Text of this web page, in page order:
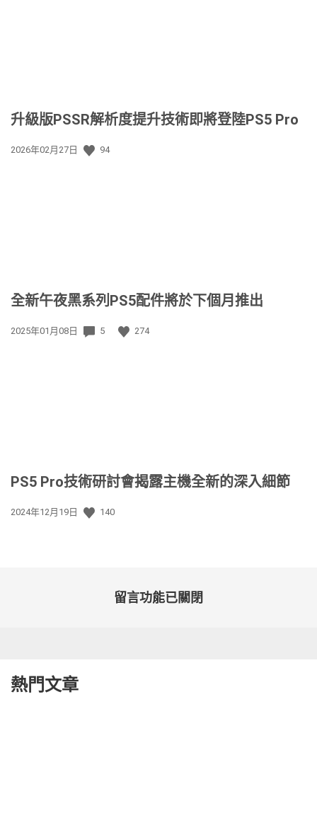
升級版PSSR解析度提升技術即將登陸PS5 Pro
發
2026年02月27日 94
全新午夜黑系列PS5配件將於下個月推出
發
2025年01月08日 5 274
PS5 Pro技術研討會揭露主機全新的深入細節
發
2024年12月19日 140
留言功能已關閉
熱門文章